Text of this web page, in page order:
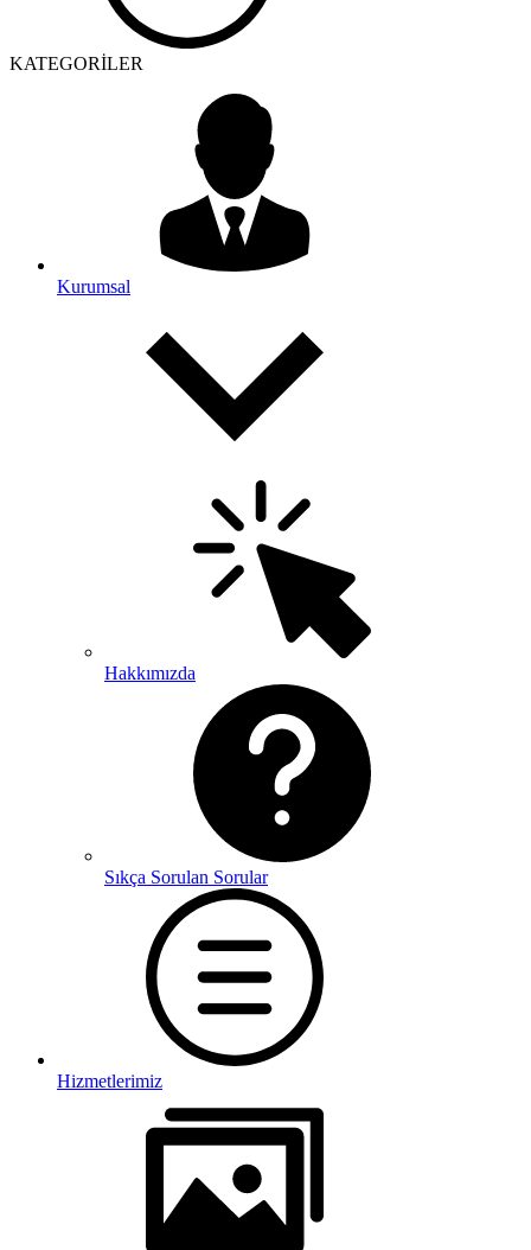
KATEGORİLER
Kurumsal
Hakkımızda
Sıkça Sorulan Sorular
Hizmetlerimiz